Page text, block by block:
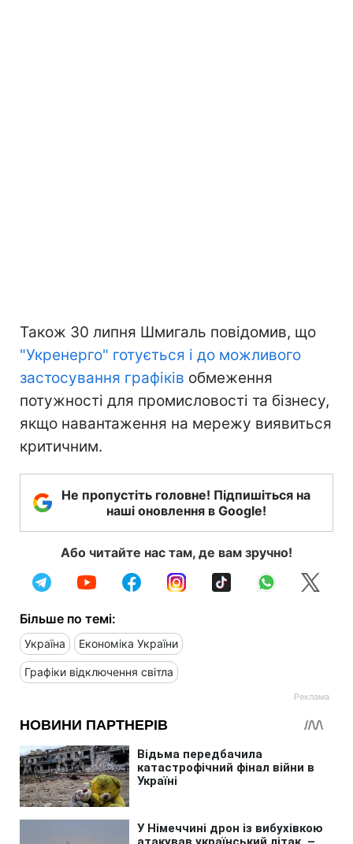
Також 30 липня Шмигаль повідомив, що
"Укренерго" готується і до можливого
застосування графіків обмеження
потужності для промисловості та бізнесу,
якщо навантаження на мережу виявиться
критичним.
Не пропустіть головне! Підпишіться на
наші оновлення в Google!
Або читайте нас там, де вам зручно!
Більше по темі:
Україна Економіка України
Графіки відключення світла